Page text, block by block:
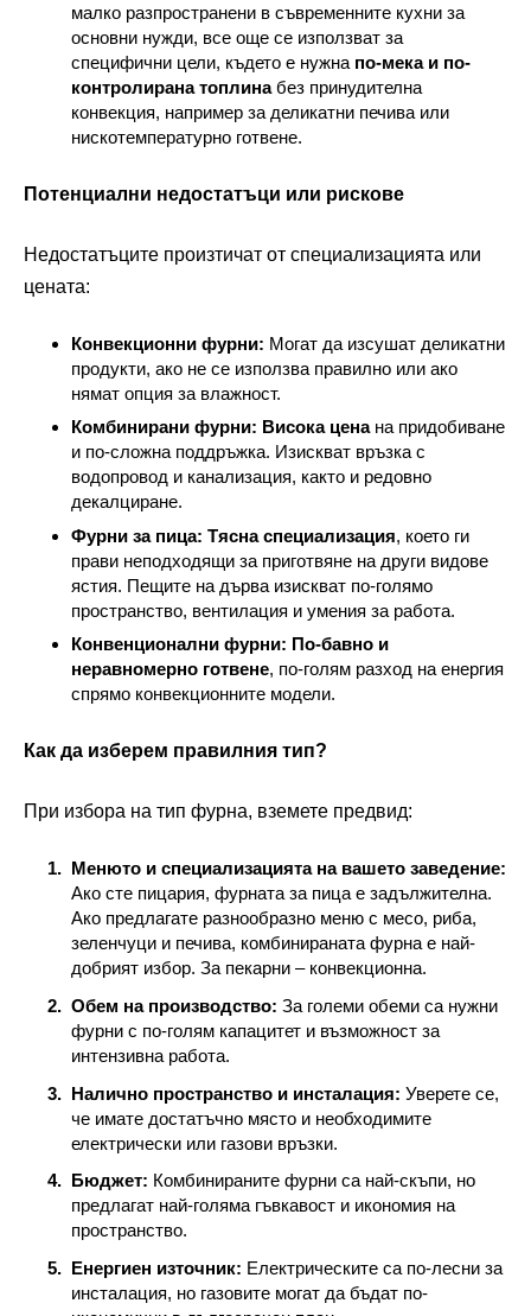
малко разпространени в съвременните кухни за
основни нужди, все още се използват за
специфични цели, където е нужна по-мека и по-
контролирана топлинабез принудителна
конвекция, например за деликатни печива или
нискотемпературно готвене.
Потенциални недостатъци или рискове
Недостатъците произтичат от специализацията или
цената:
Конвекционни фурни: Могат да изсушат деликатни
продукти, ако не се използва правилно или ако
нямат опция за влажност.
Комбинирани фурни: Висока ценана придобиване
и по-сложна поддръжка. Изискват връзка с
водопровод и канализация, както и редовно
декалциране.
Фурни за пица: Тясна специализация, което ги
прави неподходящи за приготвяне на други видове
ястия. Пещите на дърва изискват по-голямо
пространство, вентилация и умения за работа.
Конвенционални фурни: По-бавно и
неравномерно готвене, по-голям разход на енергия
спрямо конвекционните модели.
Как да изберем правилния тип?
При избора на тип фурна, вземете предвид:
Менюто и специализацията на вашето заведение:
Ако сте пицария, фурната за пица е задължителна.
Ако предлагате разнообразно меню с месо, риба,
зеленчуци и печива, комбинираната фурна е най-
добрият избор. За пекарни – конвекционна.
Обем на производство: За големи обеми са нужни
фурни с по-голям капацитет и възможност за
интензивна работа.
Налично пространство и инсталация: Уверете се,
че имате достатъчно място и необходимите
електрически или газови връзки.
Бюджет: Комбинираните фурни са най-скъпи, но
предлагат най-голяма гъвкавост и икономия на
пространство.
Енергиен източник: Електрическите са по-лесни за
инсталация, но газовите могат да бъдат по-